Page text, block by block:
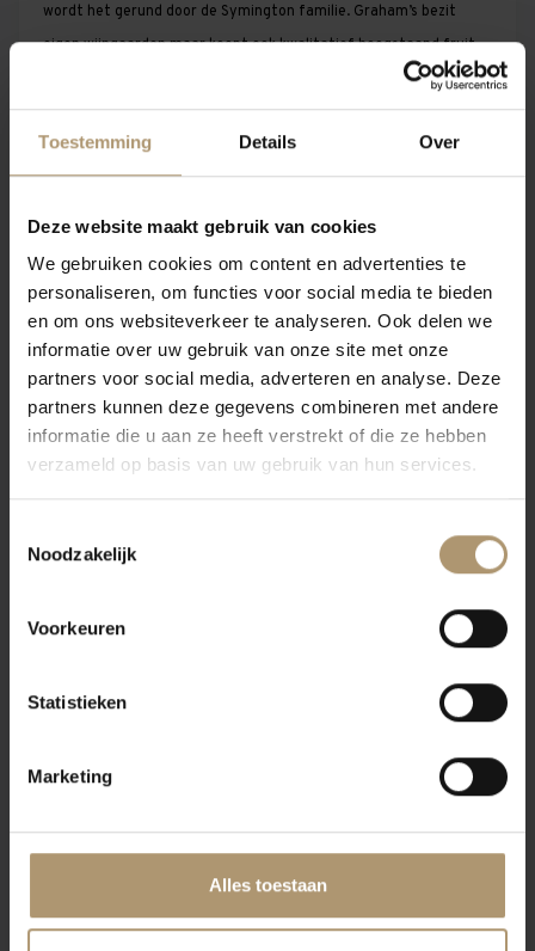
Toestemming Details Over
Deze website maakt gebruik van cookies
We gebruiken cookies om content en advertenties te
personaliseren, om functies voor social media te bieden
en om ons websiteverkeer te analyseren. Ook delen we
informatie over uw gebruik van onze site met onze
partners voor social media, adverteren en analyse. Deze
partners kunnen deze gegevens combineren met andere
informatie die u aan ze heeft verstrekt of die ze hebben
verzameld op basis van uw gebruik van hun services.
Noodzakelijk
Voorkeuren
Statistieken
Marketing
Alles toestaan
wordt het gerund door de Symington familie. Graham’s bezit
eigen wijngaarden maar koopt ook kwalitatief hoogstaand fruit
van lokale boeren. Sommige leveren al drie generaties fruit aan
de Symington familie.Volgens toonaangevende wijnbladen is de
Graham’s 10 Years Old Tawny de beste in haar soort.
Druivensoort(en)
Vinificatie
De Port wordt na traditionele vinificatie gerijpt in grote houten
vaten van 534 liter waardoor de Port zijn karakteristieke Tawny
karakter krijgt.
Proefnotities
Fijne roodbruine kleur. De geur is rijp en complex. Duidelijke
aroma’s van noten, honing en vijgen. Het is een volle rijpe smaak,
Eten & Drinken
90 punten Wine Spectator, Silver Int.Wine Challenge 2008, Silver